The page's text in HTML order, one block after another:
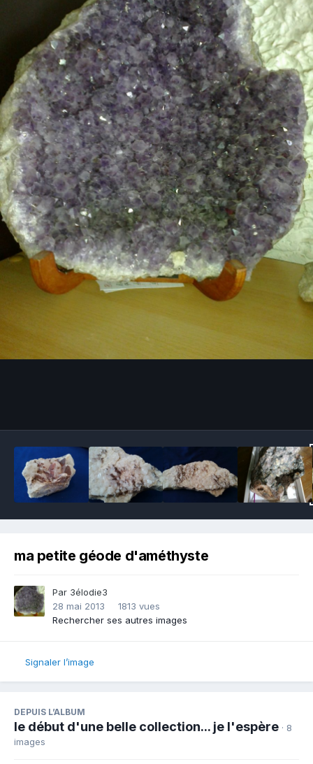
ma petite géode d'améthyste
Par 3élodie3
28 mai 2013
1813 vues
Rechercher ses autres images
Signaler l’image
DEPUIS L’ALBUM
le début d'une belle collection... je l'espère · 8
images